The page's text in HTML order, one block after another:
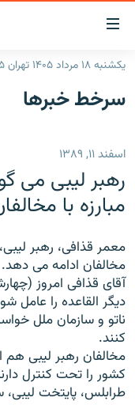
لینک‌های
قابلیت
دسترسی
بازگشت
اصلی
رفتن
صفحه
ایران
انتخاب کنید و بشنوید
فرکانس‌ها
پادکست
گزارش‌های تصویری
گزارش‌های ویدئویی
زنان فردا
English
به ما بپیوندید
یکشنبه ۱۸ مرداد ۱۴۰۵ تهران ۱۳:۲۵
سرخط‌ خبرها
اسفند ۱۱, ۱۳۸۹
رهبر لیبی می
مبارزه با
معمر قذافی، رهبر
مخالفان ادامه می دهد.
آقای قذافی امروز
دیگر القاعده را
ناتو و سازمان ملل
کنند.
مخالفان رهبر لیبی
کشور را تحت کنترل
طرابلس، پایتخت لیبی،